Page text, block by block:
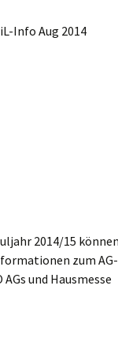
Info Aug 2014
2014/15
zum AG-
und Hausmesse